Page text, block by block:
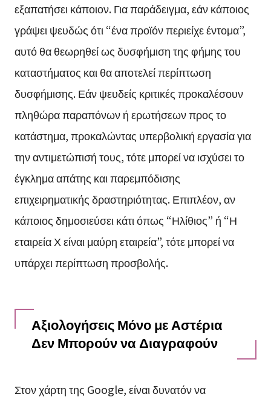
εξαπατήσει κάποιον. Για παράδειγμα, εάν κάποιος
γράψει ψευδώς ότι “ένα προϊόν περιείχε έντομα”,
αυτό θα θεωρηθεί ως δυσφήμιση της φήμης του
καταστήματος και θα αποτελεί περίπτωση
δυσφήμισης. Εάν ψευδείς κριτικές προκαλέσουν
πληθώρα παραπόνων ή ερωτήσεων προς το
κατάστημα, προκαλώντας υπερβολική εργασία για
την αντιμετώπισή τους, τότε μπορεί να ισχύσει το
έγκλημα απάτης και παρεμπόδισης
επιχειρηματικής δραστηριότητας. Επιπλέον, αν
κάποιος δημοσιεύσει κάτι όπως “Ηλίθιος” ή “Η
εταιρεία Χ είναι μαύρη εταιρεία”, τότε μπορεί να
υπάρχει περίπτωση προσβολής.
Αξιολογήσεις Μόνο με Αστέρια
Δεν Μπορούν να Διαγραφούν
Στον χάρτη της Google, είναι δυνατόν να